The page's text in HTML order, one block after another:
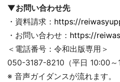
▼お問い合わせ先
・資料請求： https://
・お問い合わせ： https://
＜電話番号：令和出版専用＞
050-3187-8210（平日 10:00～
※ 音声ガイダンスが流れます。